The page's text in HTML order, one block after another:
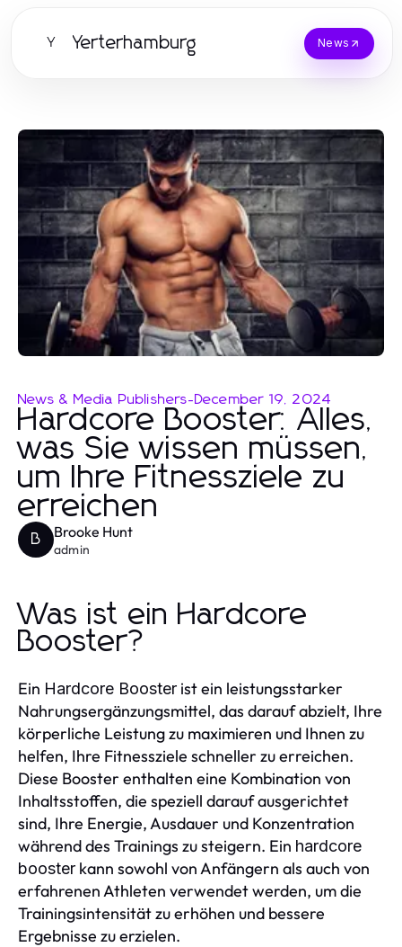
Y Yerterhamburg News
News & Media Publishers-December 19, 2024
Hardcore Booster: Alles,
was Sie wissen müssen,
um Ihre Fitnessziele zu
erreichen
B Brooke Hunt
admin
Was ist ein Hardcore
Booster?
Ein Hardcore Booster ist ein leistungsstarker
Nahrungsergänzungsmittel, das darauf abzielt, Ihre
körperliche Leistung zu maximieren und Ihnen zu
helfen, Ihre Fitnessziele schneller zu erreichen.
Diese Booster enthalten eine Kombination von
Inhaltsstoffen, die speziell darauf ausgerichtet
sind, Ihre Energie, Ausdauer und Konzentration
während des Trainings zu steigern. Ein hardcore
booster kann sowohl von Anfängern als auch von
erfahrenen Athleten verwendet werden, um die
Trainingsintensität zu erhöhen und bessere
Ergebnisse zu erzielen.